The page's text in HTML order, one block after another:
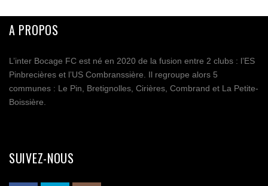
A PROPOS
L’inter Bocage FC est né en 2020 de la fusion entre 2 clubs : l’ES
Pinbrecières et l’US Combranssière. Il regroupe alors 5
communes : Le Pin, Bretignolles, Cirières, Combrand et La Petite-
Boissière.
SUIVEZ-NOUS